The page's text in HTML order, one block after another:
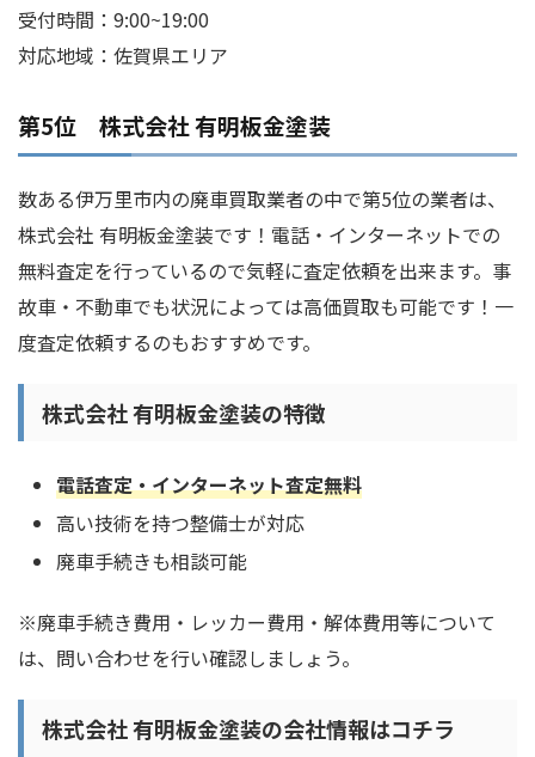
受付時間：9:00~19:00
対応地域：佐賀県エリア
第5位 株式会社 有明板金塗装
数ある伊万里市内の廃車買取業者の中で第5位の業者は、
株式会社 有明板金塗装です！電話・インターネットでの
無料査定を行っているので気軽に査定依頼を出来ます。事
故車・不動車でも状況によっては高価買取も可能です！一
度査定依頼するのもおすすめです。
株式会社 有明板金塗装の特徴
電話査定・インターネット査定無料
高い技術を持つ整備士が対応
廃車手続きも相談可能
※廃車手続き費用・レッカー費用・解体費用等について
は、問い合わせを行い確認しましょう。
株式会社 有明板金塗装の会社情報はコチラ